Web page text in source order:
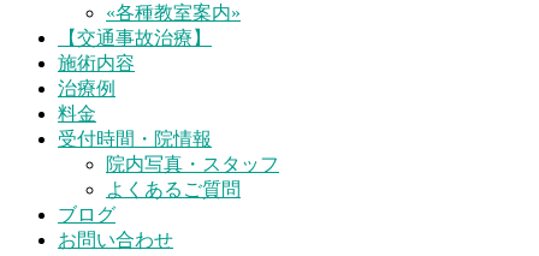
«各種教室案内»
【交通事故治療】
施術内容
治療例
料金
受付時間・院情報
院内写真・スタッフ
よくあるご質問
ブログ
お問い合わせ